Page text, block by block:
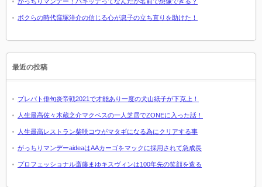
ボクらの時代窪塚洋介の信じる心が息子の立ち直りを助けた！
最近の投稿
プレバト俳句炎帝戦2021で才能あり一度の犬山紙子が下克上！
人生最高佐々木蔵之介マクベスの一人芝居でZONEに入った話！
人生最高レストラン柴咲コウがマタギになる為にクリアする事
がっちりマンデーaideaはAAカーゴをマックに採用されて急成長
プロフェッショナル斎藤まゆキスヴィンは100年先の笑顔を造る